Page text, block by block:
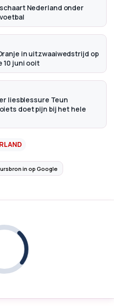
Nederland onder
in uitzwaaiwedstrijd op
10 juni ooit
liesblessure Teun
doet pijn bij het hele
in op Google